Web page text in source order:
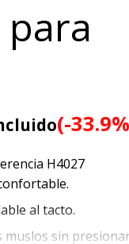
(-
H4027
al tacto.
muslos sin